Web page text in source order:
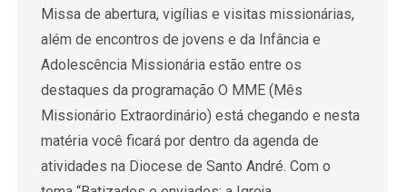
Missa de abertura, vigílias e visitas missionárias,
além de encontros de jovens e da Infância e
Adolescência Missionária estão entre os
destaques da programação O MME (Mês
Missionário Extraordinário) está chegando e nesta
matéria você ficará por dentro da agenda de
atividades na Diocese de Santo André. Com o